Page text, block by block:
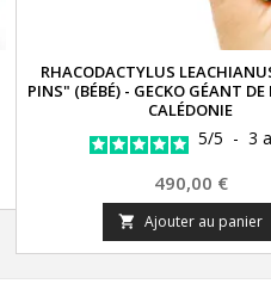
RHACODACTYLUS
PINS" (BÉBÉ) - GECKO GÉANT DE
CALÉDONIE
5/5 - 3
Prix
490,00 €
 Ajouter au panier